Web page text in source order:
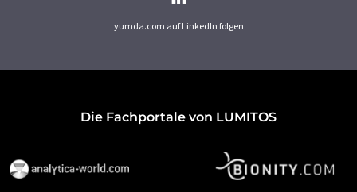
yumda.com auf LinkedIn folgen
Die Fachportale von LUMITOS